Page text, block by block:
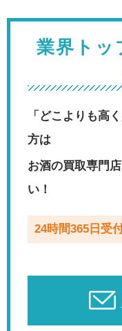
業界トッ
「どこよりも高
方は
お酒の買取専門店
い！
24時間365日受